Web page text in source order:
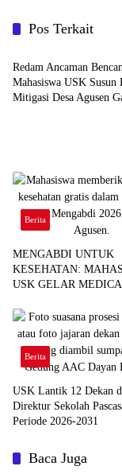
Pos Terkait
Berita
Redam Ancaman
Mahasiswa USK Susun
Mitigasi Desa Agusen
Berita
MENGABDI UNTUK
KESEHATAN:
USK GELAR
DESA AGUSEN
Berita
USK Lantik 12 Dekan
Direktur Sekolah
Periode 2026-2031
Baca Juga